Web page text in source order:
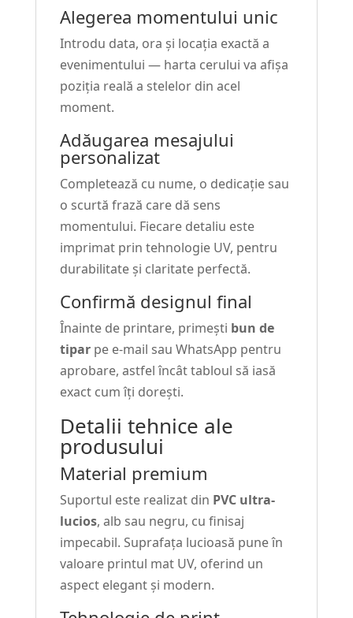
Alegerea momentului unic
Introdu data, ora și locația exactă a
evenimentului — harta cerului va afișa
poziția reală a stelelor din acel
moment.
Adăugarea mesajului
personalizat
Completează cu nume, o dedicație sau
o scurtă frază care dă sens
momentului. Fiecare detaliu este
imprimat prin tehnologie UV, pentru
durabilitate și claritate perfectă.
Confirmă designul final
Înainte de printare, primești bun de
tiparpe e-mail sau WhatsApp pentru
aprobare, astfel încât tabloul să iasă
exact cum îți dorești.
Detalii tehnice ale
produsului
Material premium
Suportul este realizat din PVC ultra-
lucios, alb sau negru, cu finisaj
impecabil. Suprafața lucioasă pune în
valoare printul mat UV, oferind un
aspect elegant și modern.